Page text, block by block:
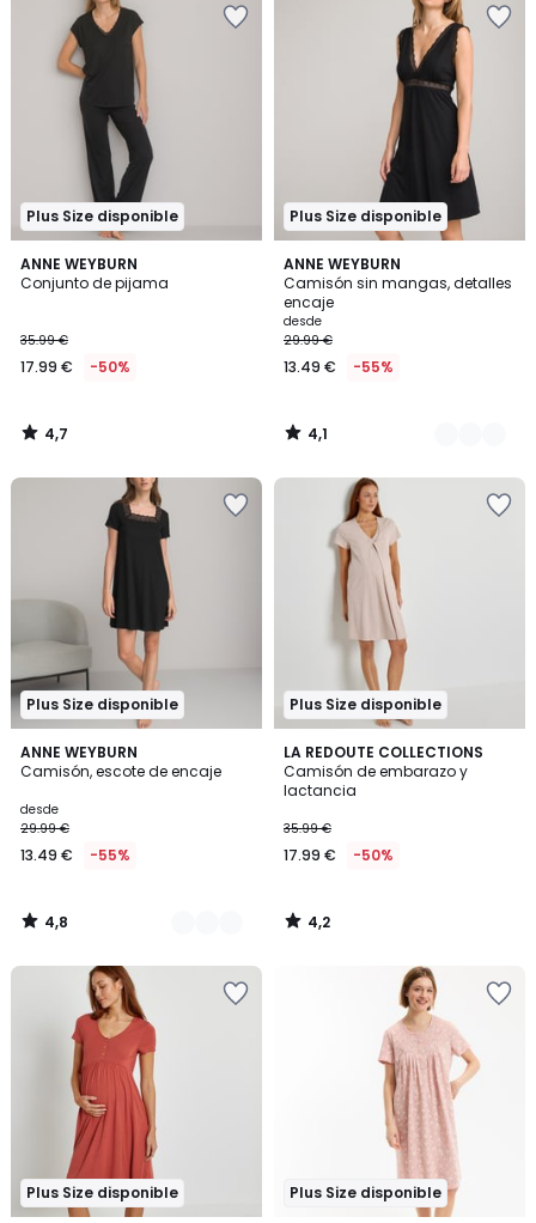
Plus Size disponible
ANNE WEYBURN
Conjunto de pijama
35.99 €
17.99 € -50%
4,7
/ 5
4,7
/
Plus Size disponible
ANNE WEYBURN
Camisón sin mangas, detalles
encaje
desde
29.99 €
13.49 € -55%
4,1
/ 5
2
Colores
4,1
/
Plus Size disponible
ANNE WEYBURN
Camisón, escote de encaje
desde
29.99 €
13.49 € -55%
4,8
/ 5
2
Colores
4,8
/
Plus Size disponible
LA REDOUTE COLLECTIONS
Camisón de embarazo y
lactancia
35.99 €
17.99 € -50%
4,2
/ 5
4,2
/
Plus Size disponible Plus Size disponible